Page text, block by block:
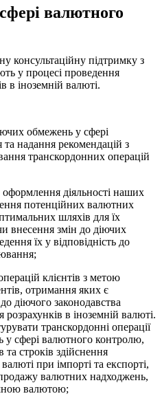
валютного
консультаційну підтримку з
у процесі проведення
в іноземній валюті.
обмежень у сфері
надання рекомендацій з
транскордонних операцій
оформлення діяльності наших
потенційних валютних
шляхів для їх
внесення змін до діючих
їх у відповідність до
клієнтів з метою
отримання яких є
діючого законодавства
в іноземній валюті.
транскордонні операції
у сфері валютного контролю,
строків здійснення
при імпорті та експорті,
валютних надходжень,
валютою;